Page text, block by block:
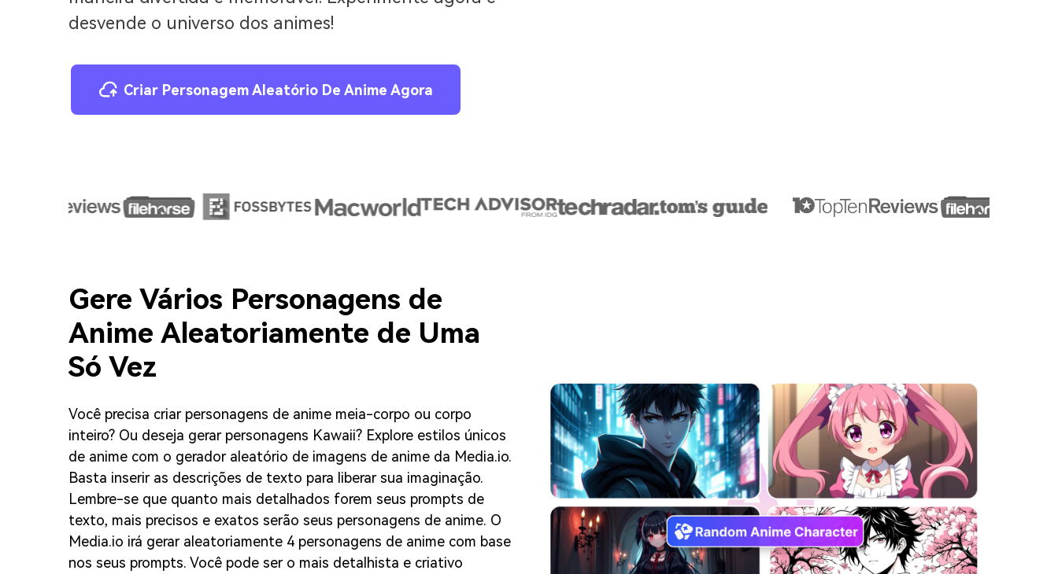
desvende o universo dos animes!
Criar Personagem Aleatório De Anime Agora
Gere Vários Personagens de
Anime Aleatoriamente de Uma
Só Vez
Você precisa criar personagens de anime meia-corpo ou corpo
inteiro? Ou deseja gerar personagens Kawaii? Explore estilos únicos
de anime com o gerador aleatório de imagens de anime da Media.io.
Basta inserir as descrições de texto para liberar sua imaginação.
Lembre-se que quanto mais detalhados forem seus prompts de
texto, mais precisos e exatos serão seus personagens de anime. O
Media.io irá gerar aleatoriamente 4 personagens de anime com base
nos seus prompts. Você pode ser o mais detalhista e criativo